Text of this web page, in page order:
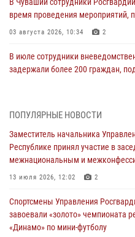
время проведения
03 августа 2026, 10:34 2
В июле сотрудники
задержали более 200 граждан,
мировой войне 1914-1918 годов
01 августа 2026, 07:19
В Ядрине сотрудники Росгвардии
01 августа 2026, 06:12
1 августа – День дежурной
ПОПУЛЯРНЫЕ НОВОСТИ
Заместитель начальника
Республике принял участие в
межнациональным и
13 июля 2026, 12:02 2
Спортсмены Управления
завоевали «золото» чемпионата
«Динамо» по мини-футболу